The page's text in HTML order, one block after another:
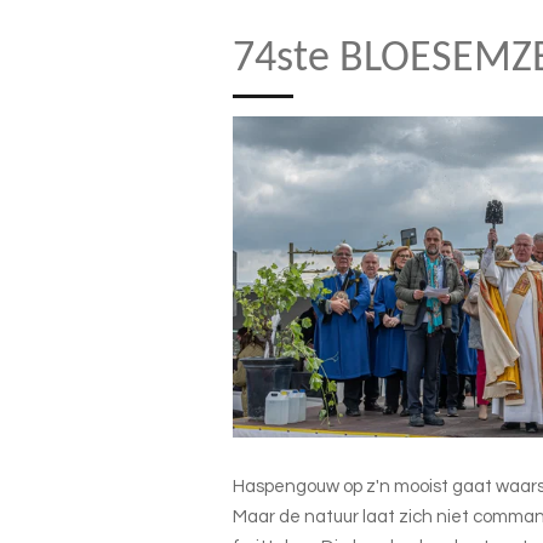
74ste
Haspengouw op z'n mooist gaat
Maar de natuur laat zich niet